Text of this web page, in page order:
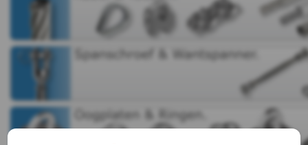
Keilankers
&
Pluggen
Fittingen
Metaalbewerking